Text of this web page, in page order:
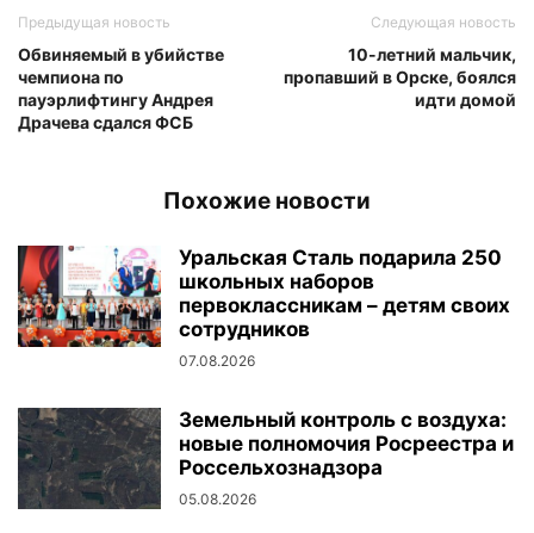
Предыдущая новость
Обвиняемый в убийстве
чемпиона по
пауэрлифтингу Андрея
Драчева сдался ФСБ
Следующая новость
10-летний мальчик,
пропавший в Орске, боялся
идти домой
Похожие новости
Уральская Сталь подарила 250
школьных наборов
первоклассникам – детям своих
сотрудников
07.08.2026
Земельный контроль с воздуха:
новые полномочия Росреестра и
Россельхознадзора
05.08.2026